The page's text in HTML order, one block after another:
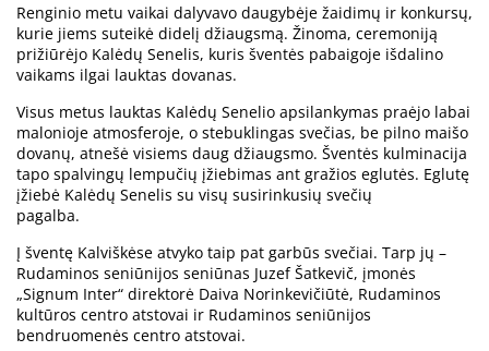
Renginio metu vaikai dalyvavo daugybėje žaidimų ir konkursų,
kurie jiems suteikė didelį džiaugsmą. Žinoma, ceremoniją
prižiūrėjo Kalėdų Senelis, kuris šventės pabaigoje išdalino
vaikams ilgai lauktas dovanas.
Visus metus lauktas Kalėdų Senelio apsilankymas praėjo labai
malonioje atmosferoje, o stebuklingas svečias, be pilno maišo
dovanų, atnešė visiems daug džiaugsmo. Šventės kulminacija
tapo spalvingų lempučių įžiebimas ant gražios eglutės. Eglutę
įžiebė Kalėdų Senelis su visų susirinkusių svečių
pagalba.
Į šventę Kalviškėse atvyko taip pat garbūs svečiai. Tarp jų –
Rudaminos seniūnijos seniūnas Juzef Šatkevič, įmonės
„Signum Inter“ direktorė Daiva Norinkevičiūtė, Rudaminos
kultūros centro atstovai ir Rudaminos seniūnijos
bendruomenės centro atstovai.